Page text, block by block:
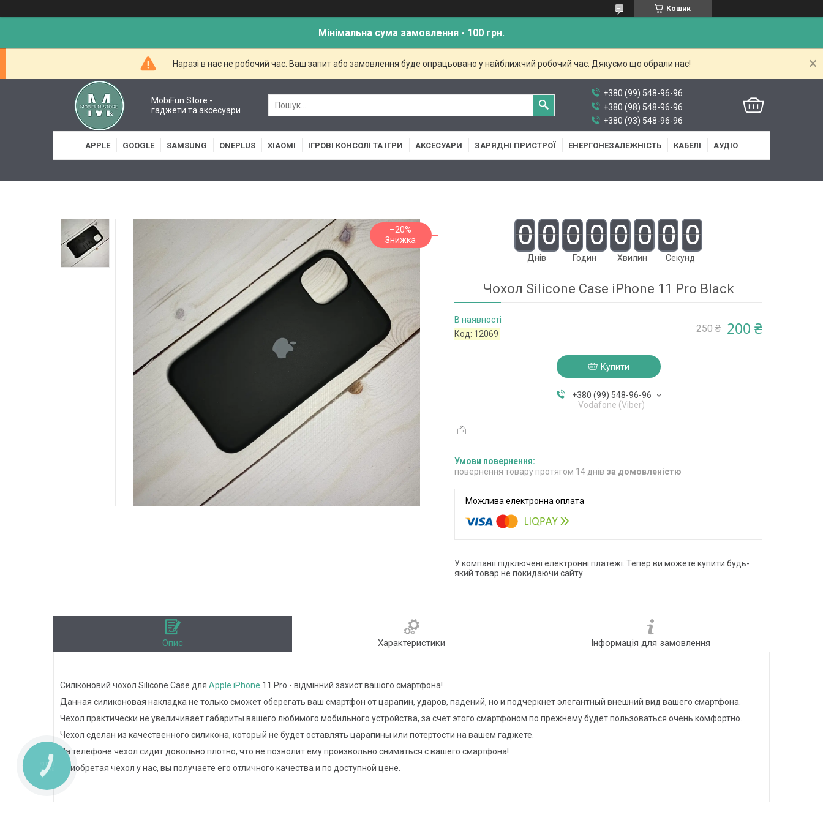
Кошик
Мінімальна сума замовлення - 100 грн.
Наразі в нас не робочий час. Ваш запит або замовлення буде опрацьовано у найближчий робочий час. Дякуємо що обрали нас!
MobiFun Store -
гаджети та аксесуари
+380 (99) 548-96-96
+380 (98) 548-96-96
+380 (93) 548-96-96
APPLE GOOGLE SAMSUNG ONEPLUS XIAOMI ІГРОВІ КОНСОЛІ ТА ІГРИ АКСЕСУАРИ ЗАРЯДНІ ПРИСТРОЇ ЕНЕРГОНЕЗАЛЕЖНІСТЬ КАБЕЛІ АУДІО
–20% 0 0
Днів
0 0
Годин
0 0
Хвилин
0 0
Секунд
Чохол Silicone Case iPhone 11 Pro Black
В наявності
Код: 12069 250 ₴ 200 ₴
Купити
+380 (99) 548-96-96
Vodafone (Viber)
повернення товару протягом 14 днів за домовленістю
У компанії підключені електронні платежі. Тепер ви можете купити будь-
який товар не покидаючи сайту.
Опис Характеристики Інформація для замовлення
Силіконовий чохол Silicone Case для Apple iPhone 11 Pro - відмінний захист вашого смартфона!
Данная силиконовая накладка не только сможет оберегать ваш смартфон от царапин, ударов, падений, но и подчеркнет элегантный внешний вид вашего смартфона.
Чехол практически не увеличивает габариты вашего любимого мобильного устройства, за счет этого смартфоном по прежнему будет пользоваться очень комфортно.
Чехол сделан из качественного силикона, который не будет оставлять царапины или потертости на вашем гаджете.
На телефоне чехол сидит довольно плотно, что не позволит ему произвольно сниматься с вашего смартфона!
Приобретая чехол у нас, вы получаете его отличного качества и по доступной цене.
КНОПКА
ЗВ'ЯЗКУ